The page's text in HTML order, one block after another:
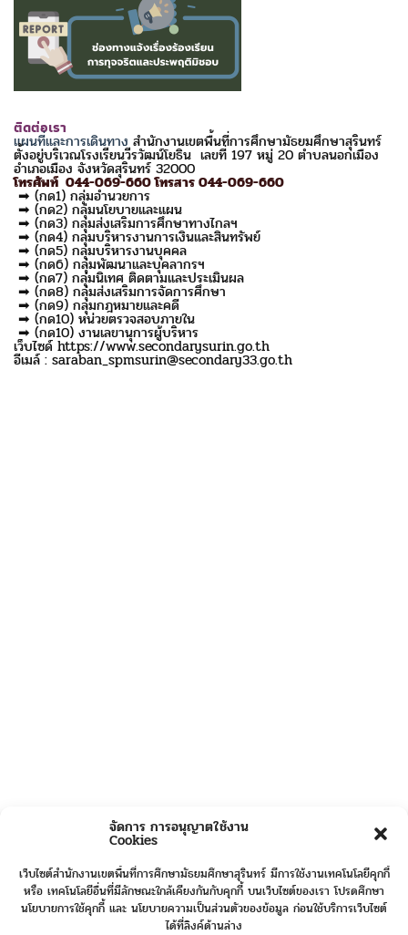
จัดการ การอนุญาตใช้งาน
Cookies
เว็บไซต์สำนักงานเขตพื้นที่การศึกษามัธยมศึกษาสุรินทร์ มีการใช้งานเทคโนโลยีคุกกี้
หรือ เทคโนโลยีอื่นที่มีลักษณะใกล้เคียงกันกับคุกกี้ บนเว็บไซต์ของเรา โปรดศึกษา
นโยบายการใช้คุกกี้ และ นโยบายความเป็นส่วนตัวของข้อมูล ก่อนใช้บริการเว็บไซต์
ได้ที่ลิงค์ด้านล่าง
ติดต่อเรา
แผนที่และการเดินทาง สำนักงานเขตพื้นที่การศึกษามัธยมศึกษาสุรินทร์
ตั้งอยู่บริเวณโรงเรียนวีรวัฒน์โยธิน เลขที่ 197 หมู่ 20 ตำบลนอกเมือง
อำเภอเมือง จังหวัดสุรินทร์ 32000
โทรศัพท์ 044-069-660 โทรสาร 044-069-660
➡ (กด1) กลุ่มอำนวยการ
➡ (กด2) กลุ่มนโยบายและแผน
➡ (กด3) กลุ่มส่งเสริมการศึกษาทางไกลฯ
➡ (กด4) กลุ่มบริหารงานการเงินและสินทรัพย์
➡ (กด5) กลุ่มบริหารงานบุคคล
➡ (กด6) กลุ่มพัฒนาและบุคลากรฯ
➡ (กด7) กลุ่มนิเทศ ติดตามและประเมินผล
➡ (กด8) กลุ่มส่งเสริมการจัดการศึกษา
➡ (กด9) กลุ่มกฎหมายและคดี
➡ (กด10) หน่วยตรวจสอบภายใน
➡ (กด10) งานเลขานุการผู้บริหาร
เว็บไซด์ https://www.secondarysurin.go.th
อีเมล์ : saraban_spmsurin@secondary33.go.th